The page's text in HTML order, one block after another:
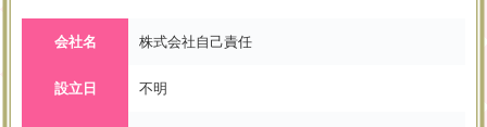
会社名 株式会社自己責任
設立日 不明